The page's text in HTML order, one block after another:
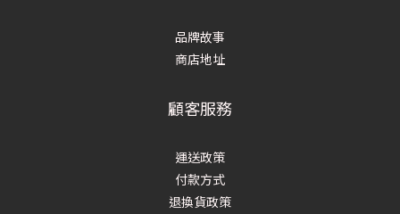
品牌故事
商店地址
顧客服務
運送政策
付款方式
退換貨政策